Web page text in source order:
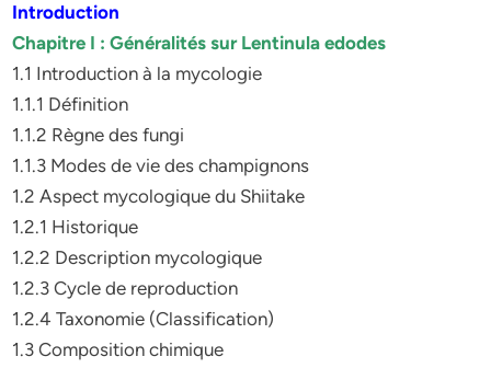
Introduction
Chapitre I : Généralités sur Lentinula edodes
1.1 Introduction à la mycologie
1.1.1 Définition
1.1.2 Règne des fungi
1.1.3 Modes de vie des champignons
1.2 Aspect mycologique du Shiitake
1.2.1 Historique
1.2.2 Description mycologique
1.2.3 Cycle de reproduction
1.2.4 Taxonomie (Classification)
1.3 Composition chimique